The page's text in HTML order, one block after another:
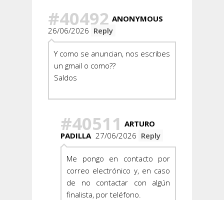
#40492 ANONYMOUS
26/06/2026 Reply
Y como se anuncian, nos escribes
un gmail o como??
Saldos
#40511 ARTURO
PADILLA 27/06/2026 Reply
Me pongo en contacto por
correo electrónico y, en caso
de no contactar con algún
finalista, por teléfono.